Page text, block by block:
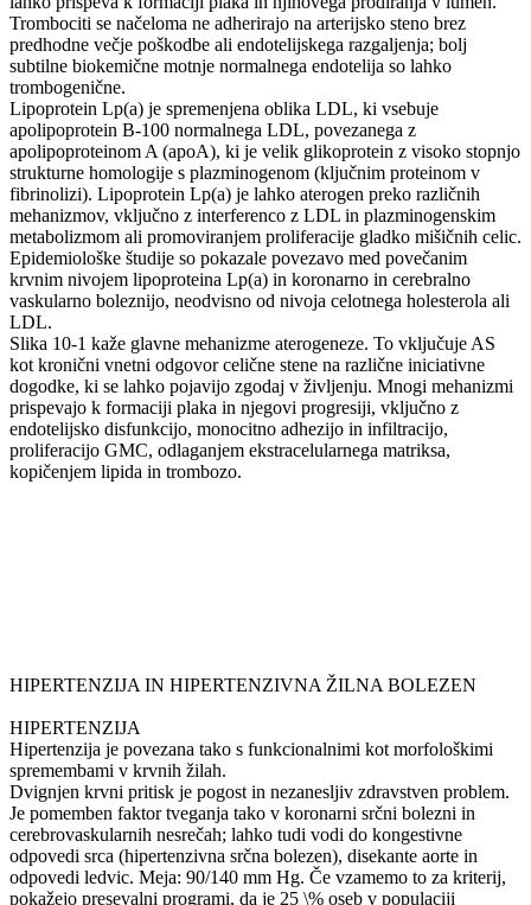
Trombociti se načeloma ne adherirajo na arterijsko steno brez
predhodne večje poškodbe ali endotelijskega razgaljenja; bolj
subtilne biokemične motnje normalnega endotelija so lahko
trombogenične.
Lipoprotein Lp(a) je spremenjena oblika LDL, ki vsebuje
apolipoprotein B-100 normalnega LDL, povezanega z
apolipoproteinom A (apoA), ki je velik glikoprotein z visoko stopnjo
strukturne homologije s plazminogenom (ključnim proteinom v
fibrinolizi). Lipoprotein Lp(a) je lahko aterogen preko različnih
mehanizmov, vključno z interferenco z LDL in plazminogenskim
metabolizmom ali promoviranjem proliferacije gladko mišičnih celic.
Epidemiološke študije so pokazale povezavo med povečanim
krvnim nivojem lipoproteina Lp(a) in koronarno in cerebralno
vaskularno boleznijo, neodvisno od nivoja celotnega holesterola ali
LDL.
Slika 10-1 kaže glavne mehanizme aterogeneze. To vključuje AS
kot kronični vnetni odgovor celične stene na različne iniciativne
dogodke, ki se lahko pojavijo zgodaj v življenju. Mnogi mehanizmi
prispevajo k formaciji plaka in njegovi progresiji, vključno z
endotelijsko disfunkcijo, monocitno adhezijo in infiltracijo,
proliferacijo GMC, odlaganjem ekstracelularnega matriksa,
kopičenjem lipida in trombozo.
HIPERTENZIJA IN HIPERTENZIVNA ŽILNA BOLEZEN
HIPERTENZIJA
Hipertenzija je povezana tako s funkcionalnimi kot morfološkimi
spremembami v krvnih žilah.
Dvignjen krvni pritisk je pogost in nezanesljiv zdravstven problem.
Je pomemben faktor tveganja tako v koronarni srčni bolezni in
cerebrovaskularnih nesrečah; lahko tudi vodi do kongestivne
odpovedi srca (hipertenzivna srčna bolezen), disekante aorte in
odpovedi ledvic. Meja: 90/140 mm Hg. Če vzamemo to za kriterij,
pokažejo presevalni programi, da je 25 \% oseb v populaciji